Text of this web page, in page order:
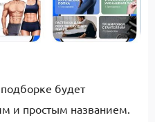
будет
и простым названием.